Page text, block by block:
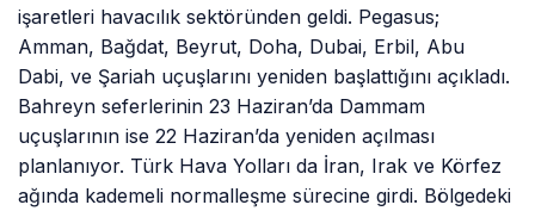
işaretleri havacılık sektöründen geldi. Pegasus;
Amman, Bağdat, Beyrut, Doha, Dubai, Erbil, Abu
Dabi, ve Şariah uçuşlarını yeniden başlattığını açıkladı.
Bahreyn seferlerinin 23 Haziran’da Dammam
uçuşlarının ise 22 Haziran’da yeniden açılması
planlanıyor. Türk Hava Yolları da İran, Irak ve Körfez
ağında kademeli normalleşme sürecine girdi. Bölgedeki